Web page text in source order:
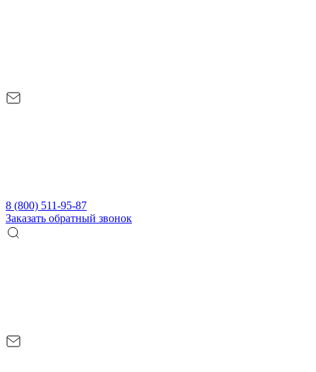
8 (800) 511-95-87
Заказать обратный звонок